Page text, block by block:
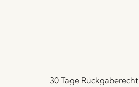
30 Tage Rückgaberecht